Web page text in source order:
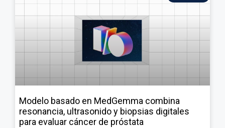
Modelo basado en MedGemma combina
resonancia, ultrasonido y biopsias digitales
para evaluar cáncer de próstata